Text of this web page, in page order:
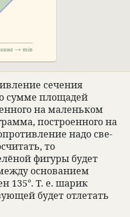
сече­ния
сумме площа­дей
на маленьком
постро­ен­ного на
надо све­
то
фигуры будет
осно­ва­нием
135°. Т. е. шарик
будет отле­тать